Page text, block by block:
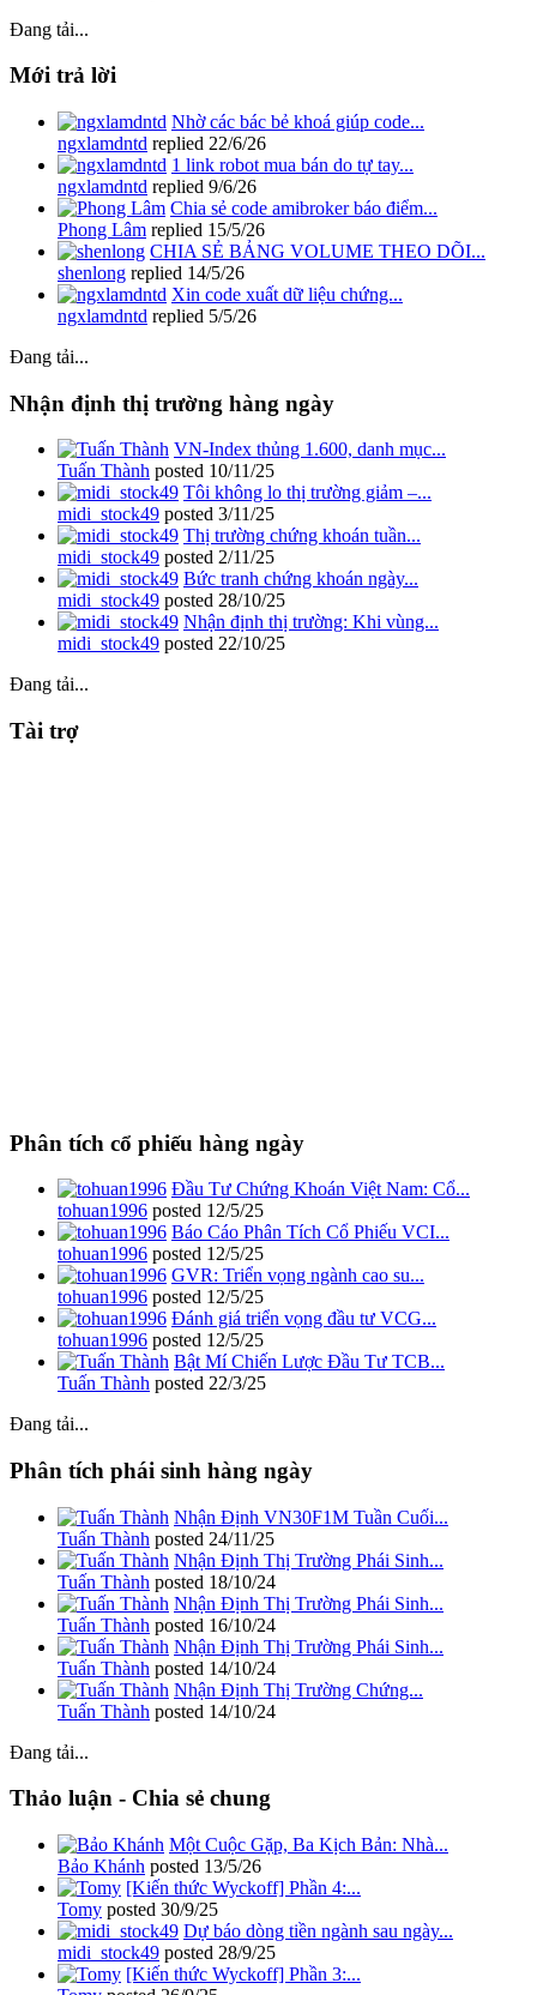
Đang tải...
Mới trả lời
Nhờ các bác bẻ khoá giúp code...
ngxlamdntd replied 22/6/26
1 link robot mua bán do tự tay...
ngxlamdntd replied 9/6/26
Chia sẻ code amibroker báo điểm...
Phong Lâm replied 15/5/26
CHIA SẺ BẢNG VOLUME THEO DÕI...
shenlong replied 14/5/26
Xin code xuất dữ liệu chứng...
ngxlamdntd replied 5/5/26
Đang tải...
Nhận định thị trường hàng ngày
VN-Index thủng 1.600, danh mục...
Tuấn Thành posted 10/11/25
Tôi không lo thị trường giảm –...
midi_stock49 posted 3/11/25
Thị trường chứng khoán tuần...
midi_stock49 posted 2/11/25
Bức tranh chứng khoán ngày...
midi_stock49 posted 28/10/25
Nhận định thị trường: Khi vùng...
midi_stock49 posted 22/10/25
Đang tải...
Tài trợ
Phân tích cổ phiếu hàng ngày
Đầu Tư Chứng Khoán Việt Nam: Cổ...
tohuan1996 posted 12/5/25
Báo Cáo Phân Tích Cổ Phiếu VCI...
tohuan1996 posted 12/5/25
GVR: Triển vọng ngành cao su...
tohuan1996 posted 12/5/25
Đánh giá triển vọng đầu tư VCG...
tohuan1996 posted 12/5/25
Bật Mí Chiến Lược Đầu Tư TCB...
Tuấn Thành posted 22/3/25
Đang tải...
Phân tích phái sinh hàng ngày
Nhận Định VN30F1M Tuần Cuối...
Tuấn Thành posted 24/11/25
Nhận Định Thị Trường Phái Sinh...
Tuấn Thành posted 18/10/24
Nhận Định Thị Trường Phái Sinh...
Tuấn Thành posted 16/10/24
Nhận Định Thị Trường Phái Sinh...
Tuấn Thành posted 14/10/24
Nhận Định Thị Trường Chứng...
Tuấn Thành posted 14/10/24
Đang tải...
Thảo luận - Chia sẻ chung
Một Cuộc Gặp, Ba Kịch Bản: Nhà...
Bảo Khánh posted 13/5/26
[Kiến thức Wyckoff] Phần 4:...
Tomy posted 30/9/25
Dự báo dòng tiền ngành sau ngày...
midi_stock49 posted 28/9/25
[Kiến thức Wyckoff] Phần 3:...